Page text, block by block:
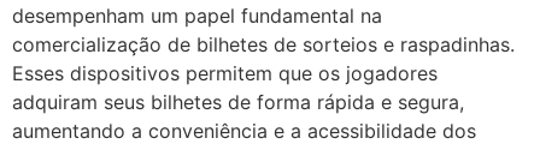
desempenham um papel fundamental na
comercialização de bilhetes de sorteios e raspadinhas.
Esses dispositivos permitem que os jogadores
adquiram seus bilhetes de forma rápida e segura,
aumentando a conveniência e a acessibilidade dos